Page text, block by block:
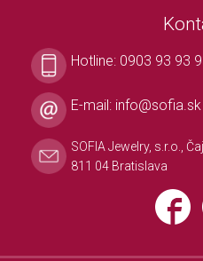
Hotline: 0903 93 93
E-mail: info@sofia.sk
SOFIA Jewelry, s.r.o.,
811 04 Bratislava